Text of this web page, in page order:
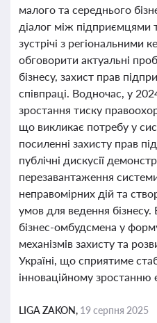
малого та середнього
діалог між підприємцями
зустрічі з регіональними
обговорити актуальні
бізнесу, захист прав
співпраці. Водночас, у
зростання тиску
що викликає потребу у
посиленні захисту прав
публічні дискусії
перезавантаження
неправомірних дій та
умов для ведення
бізнес-омбудсмена у
механізмів захисту та
Україні, що сприятиме
інноваційному зростанню
LIGA ZAKON, 19 серпня 2025